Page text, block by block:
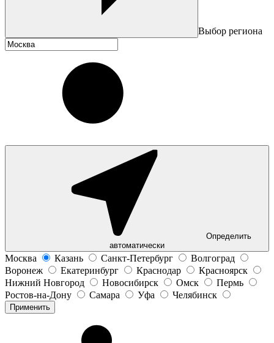
Выбор региона
Определить
автоматически
Москва Казань Санкт-Петербург
Волгоград
Воронеж
Екатеринбург Краснодар
Красноярск
Нижний Новгород
Новосибирск Омск
Пермь
Ростов-на-Дону
Самара Уфа Челябинск
Применить